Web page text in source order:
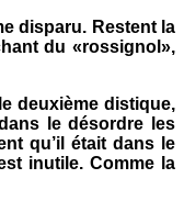
disparu. Restent la
du «rossignol»,
deuxième distique,
le désordre les
qu’il était dans le
inutile. Comme la